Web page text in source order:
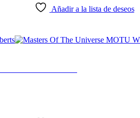
Añadir a la lista de deseos